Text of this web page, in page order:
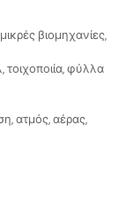
βιομηχανίες,
φύλλα
ατμός, αέρας,